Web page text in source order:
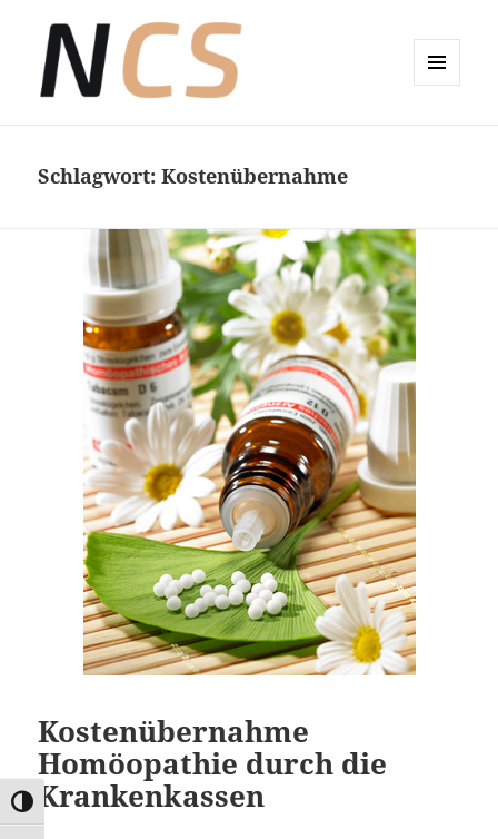
UMSCHALTEN AUF HOHE KONTRASTE
Schlagwort:Kostenübernahme
Kostenübernahme
Homöopathie durch die
Krankenkassen